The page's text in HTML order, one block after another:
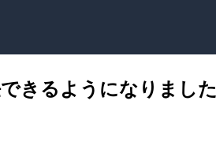
きるようになりました